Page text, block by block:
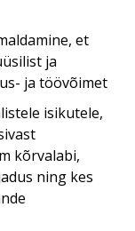
et
ja
ja töövõimet
isikutele,
kõrvalabi,
ning kes